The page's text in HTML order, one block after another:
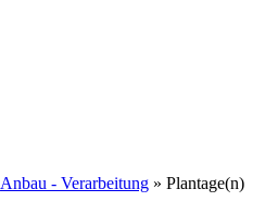
Anbau - Verarbeitung » Plantage(n)